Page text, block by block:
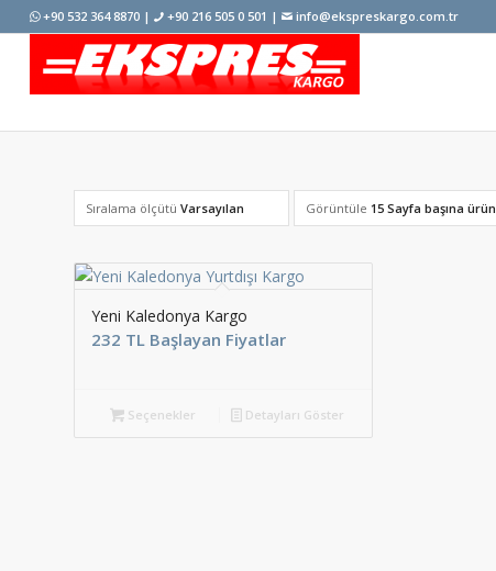
+90 532 364 8870 | +90 216 505 0 501 | info@ekspreskargo.com.tr
Sıralama ölçütü Varsayılan Görüntüle 15 Sayfa başına ürün
Yeni Kaledonya Kargo
232 TL Başlayan Fiyatlar
Seçenekler Detayları Göster